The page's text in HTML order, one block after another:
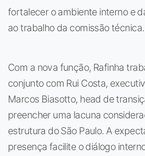
fortalecer o ambiente interno e
ao trabalho da comissão técnica.
Com a nova função, Rafinha
conjunto com Rui Costa,
Marcos Biasotto, head de
preencher uma lacuna
estrutura do São Paulo. A
presença facilite o diálogo